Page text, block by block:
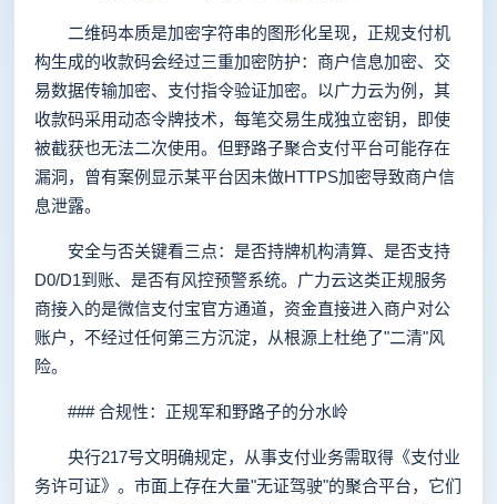
二维码本质是加密字符串的图形化呈现，正规支付机
构生成的收款码会经过三重加密防护：商户信息加密、交
易数据传输加密、支付指令验证加密。以广力云为例，其
收款码采用动态令牌技术，每笔交易生成独立密钥，即使
被截获也无法二次使用。但野路子聚合支付平台可能存在
漏洞，曾有案例显示某平台因未做HTTPS加密导致商户信
息泄露。
安全与否关键看三点：是否持牌机构清算、是否支持
D0/D1到账、是否有风控预警系统。广力云这类正规服务
商接入的是微信支付宝官方通道，资金直接进入商户对公
账户，不经过任何第三方沉淀，从根源上杜绝了"二清"风
险。
### 合规性：正规军和野路子的分水岭
央行217号文明确规定，从事支付业务需取得《支付业
务许可证》。市面上存在大量"无证驾驶"的聚合平台，它们